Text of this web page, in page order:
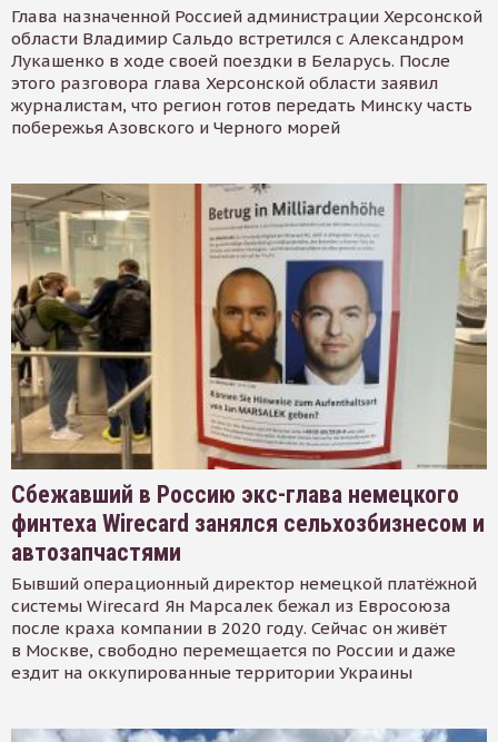
Глава назначенной Россией администрации Херсонской
области Владимир Сальдо встретился с Александром
Лукашенко в ходе своей поездки в Беларусь. После
этого разговора глава Херсонской области заявил
журналистам, что регион готов передать Минску часть
побережья Азовского и Черного морей
Сбежавший в Россию экс-глава немецкого
финтеха Wirecard занялся сельхозбизнесом и
автозапчастями
Бывший операционный директор немецкой платёжной
системы Wirecard Ян Марсалек бежал из Евросоюза
после краха компании в 2020 году. Сейчас он живёт
в Москве, свободно перемещается по России и даже
ездит на оккупированные территории Украины